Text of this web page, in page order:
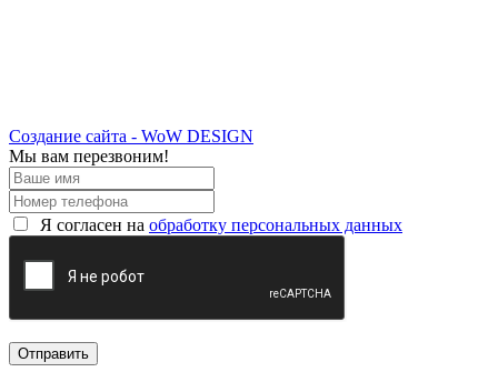
Создание сайта - WoW DESIGN
Мы вам перезвоним!
Я согласен на обработку персональных данных